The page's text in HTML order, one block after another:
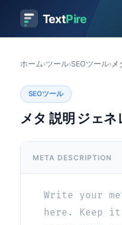
TextPire
ホーム›ツール›SEOツール›メ
SEOツール
メタ 説明 ジェネ
META DESCRIPTION